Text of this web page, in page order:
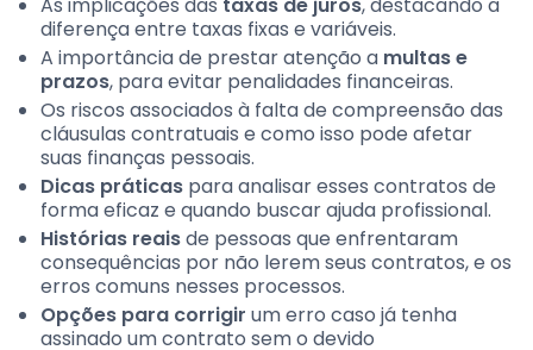
diferença entre taxas fixas e variáveis.
A importância de prestar atenção a multas e
prazos, para evitar penalidades financeiras.
Os riscos associados à falta de compreensão das
cláusulas contratuais e como isso pode afetar
suas finanças pessoais.
Dicas práticas para analisar esses contratos de
forma eficaz e quando buscar ajuda profissional.
Histórias reaisde pessoas que enfrentaram
consequências por não lerem seus contratos, e os
erros comuns nesses processos.
Opções para corrigir um erro caso já tenha
assinado um contrato sem o devido